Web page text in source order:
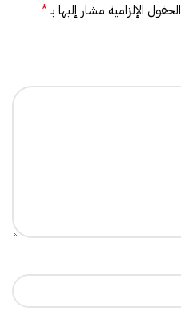
الحقول الإلزامية مشار إليها بـ*